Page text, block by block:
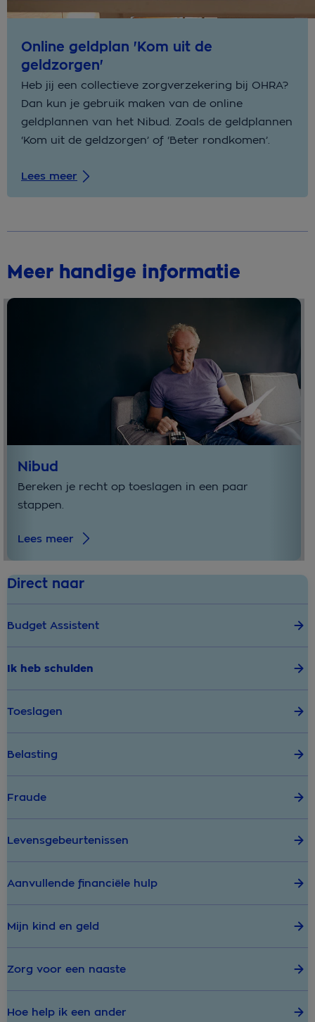
Online geldplan 'Kom uit de
geldzorgen'
Heb jij een collectieve zorgverzekering bij OHRA?
Dan kun je gebruik maken van de online
geldplannen van het Nibud. Zoals de geldplannen
‘Kom uit de geldzorgen’ of ‘Beter rondkomen’.
Lees meer
Meer handige informatie
Nibud
Bereken je recht op toeslagen in een paar
stappen.
Lees meer
Direct naar
Budget Assistent
Ik heb schulden
Toeslagen
Belasting
Fraude
Levensgebeurtenissen
Aanvullende financiële hulp
Mijn kind en geld
Zorg voor een naaste
Hoe help ik een ander